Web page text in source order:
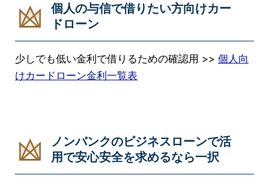
個人の与信で借りたい方向けカー
ドローン
少しでも低い金利で借りるための確認用 >> 個人向
けカードローン金利一覧表
ノンバンクのビジネスローンで活
用で安心安全を求めるなら一択